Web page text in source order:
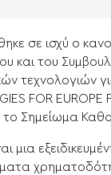
σε ισχύ ο
και του
τεχνολογιών
FOR EUROPE
το Σημείωμα
μια